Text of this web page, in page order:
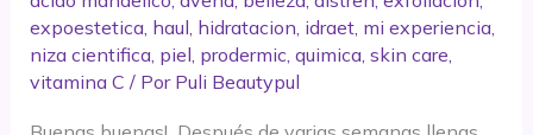
expoestetica, haul hidratacion idraet, mi experiencia,
niza cientifica, piel prodermic quimica, skin care
vitamina C / Por Puli Beautypul